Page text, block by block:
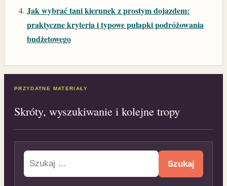
Jak wybrać tani kierunek z prostym dojazdem:
praktyczne kryteria i typowe pułapki podróżowania
budżetowego
PRZYDATNE MATERIAŁY
Skróty, wyszukiwanie i kolejne tropy